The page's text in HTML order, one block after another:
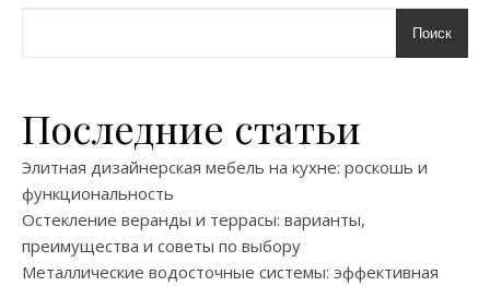
Поиск
Последние статьи
Элитная дизайнерская мебель на кухне: роскошь и
функциональность
Остекление веранды и террасы: варианты,
преимущества и советы по выбору
Металлические водосточные системы: эффективная